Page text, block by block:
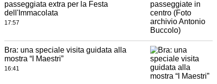
passeggiata extra per la Festa
dell'Immacolata
17:57
Bra: una speciale visita guidata alla
mostra “I Maestri”
16:41